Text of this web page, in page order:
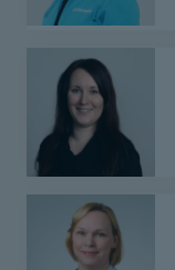
Kirisaari
Kilpinen